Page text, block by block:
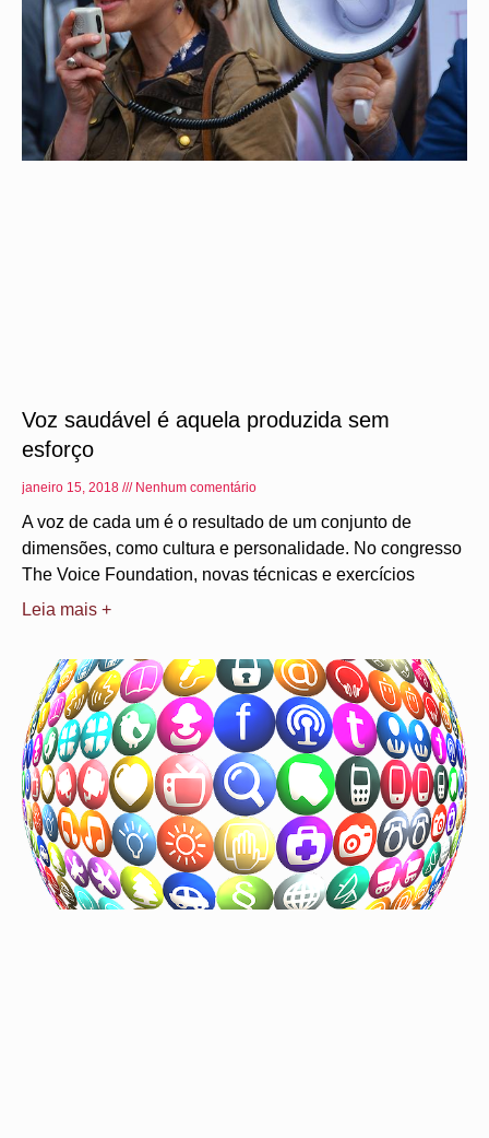
Voz saudável é aquela produzida sem
esforço
janeiro 15, 2018 Nenhum comentário
A voz de cada um é o resultado de um conjunto de
dimensões, como cultura e personalidade. No congresso
The Voice Foundation, novas técnicas e exercícios
Leia mais +